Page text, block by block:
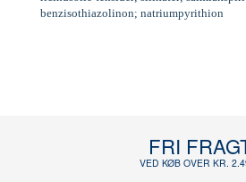
benzisothiazolinon; natriumpyrithion
FRI
VED KØB OVER KR.